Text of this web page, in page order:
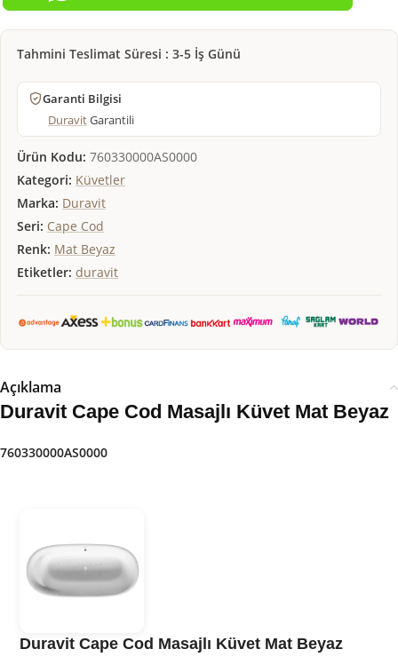
Tahmini Teslimat Süresi : 3-5 İş Günü
Garanti Bilgisi
DuravitGarantili
Ürün Kodu: 760330000AS0000
Kategori: Küvetler
Marka: Duravit
Seri: Cape Cod
Renk: Mat Beyaz
Etiketler: duravit
Açıklama
Duravit Cape Cod Masajlı Küvet Mat Beyaz
760330000AS0000
Duravit Cape Cod Masajlı Küvet Mat Beyaz